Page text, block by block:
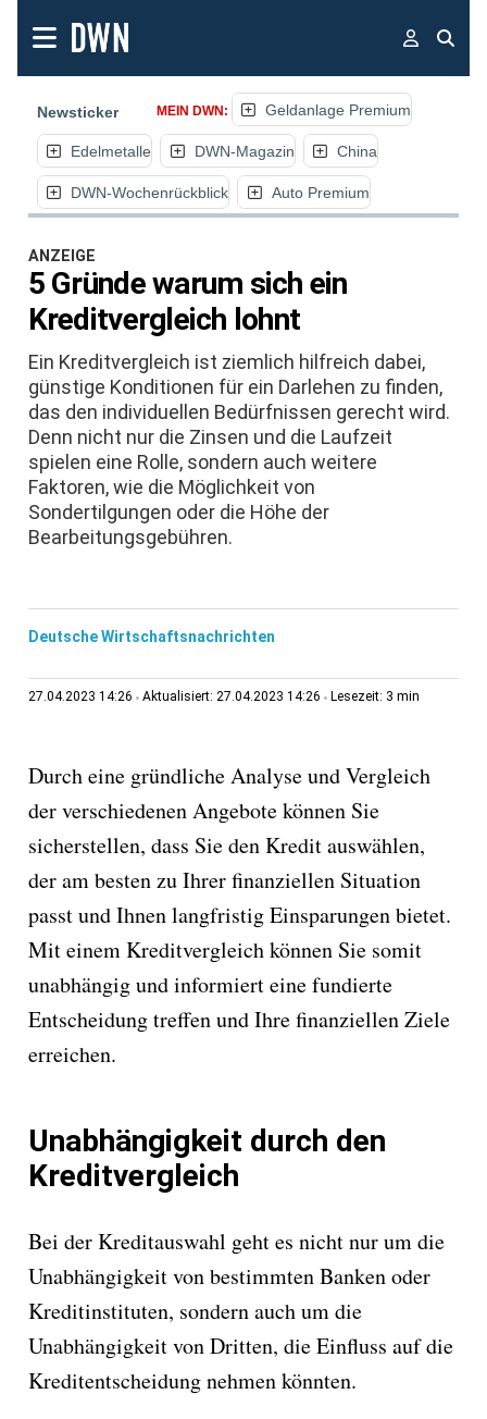
Newsticker MEIN DWN: Geldanlage Premium
Edelmetalle DWN-Magazin China
DWN-Wochenrückblick Auto Premium
ANZEIGE
5 Gründe warum sich ein
Kreditvergleich lohnt
Ein Kreditvergleich ist ziemlich hilfreich dabei,
günstige Konditionen für ein Darlehen zu finden,
das den individuellen Bedürfnissen gerecht wird.
Denn nicht nur die Zinsen und die Laufzeit
spielen eine Rolle, sondern auch weitere
Faktoren, wie die Möglichkeit von
Sondertilgungen oder die Höhe der
Bearbeitungsgebühren.
Deutsche Wirtschaftsnachrichten
27.04.2023 14:26 Aktualisiert: 27.04.2023 14:26 Lesezeit: 3 min
Durch eine gründliche Analyse und Vergleich
der verschiedenen Angebote können Sie
sicherstellen, dass Sie den Kredit auswählen,
der am besten zu Ihrer finanziellen Situation
passt und Ihnen langfristig Einsparungen bietet.
Mit einem Kreditvergleich können Sie somit
unabhängig und informiert eine fundierte
Entscheidung treffen und Ihre finanziellen Ziele
erreichen.
Unabhängigkeit durch den
Kreditvergleich
Bei der Kreditauswahl geht es nicht nur um die
Unabhängigkeit von bestimmten Banken oder
Kreditinstituten, sondern auch um die
Unabhängigkeit von Dritten, die Einfluss auf die
Kreditentscheidung nehmen könnten.